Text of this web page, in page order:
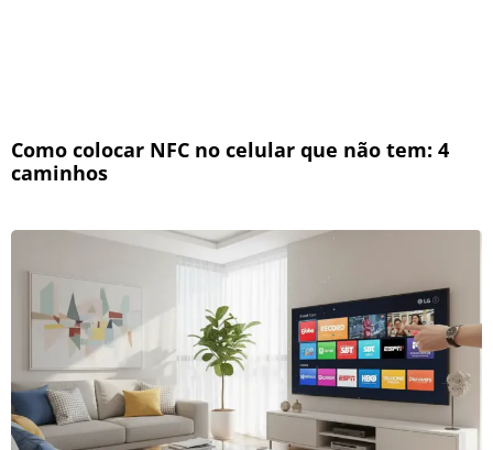
Como colocar NFC no celular que não tem: 4
caminhos